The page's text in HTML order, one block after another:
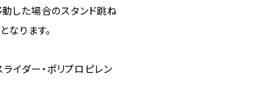
した場合のスタンド跳ね
なります。
イダー・ポリプロピレン